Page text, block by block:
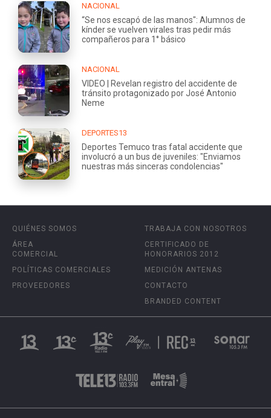
NACIONAL
“Se nos escapó de las manos": Alumnos de
kínder se vuelven virales tras pedir más
compañeros para 1° básico
NACIONAL
VIDEO | Revelan registro del accidente de
tránsito protagonizado por José Antonio
Neme
DEPORTES13
Deportes Temuco tras fatal accidente que
involucró a un bus de juveniles: "Enviamos
nuestras más sinceras condolencias"
QUIÉNES SOMOS
ÁREA
COMERCIAL
POLÍTICAS COMERCIALES
PROVEEDORES
TRABAJA CON NOSOTROS
CERTIFICADO DE
HONORARIOS 2012
MEDICIÓN ANTENAS
CONTACTO
BRANDED CONTENT